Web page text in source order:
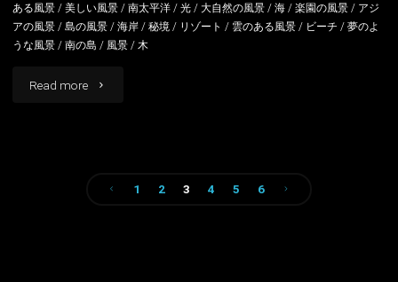
景"
ある風景 /美しい風景 /南太平洋 /光 /大自然の風景 /海 /楽園の風景 / アジ
アの風景 /島の風景 /海岸 /秘境 / リゾート / 雲のある風景 / ビーチ /夢のよ
うな風景 /南の島 / 風景 /木
Read more "楽
1 2 3 4 5 6